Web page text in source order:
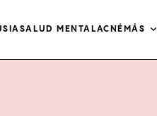
SALUD MENTALACNÉ MÁS